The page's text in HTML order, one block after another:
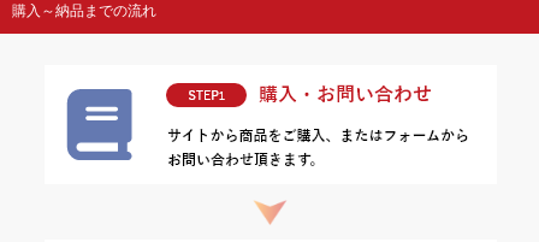
購入～納品までの流れ